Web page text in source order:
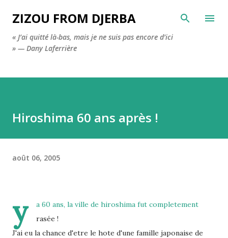
Accéder au contenu principal
ZIZOU FROM DJERBA
« J’ai quitté là-bas, mais je ne suis pas encore d’ici
» — Dany Laferrière
Hiroshima 60 ans après !
août 06, 2005
y
a 60 ans, la ville de hiroshima fut completement
rasée !
J'ai eu la chance d'etre le hote d'une famille japonaise de